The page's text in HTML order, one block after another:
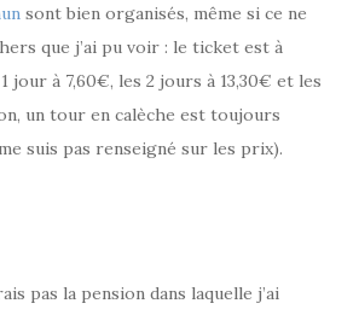
sont bien organisés, même si ce ne
que j’ai pu voir : le ticket est à
jour à 7,60€, les 2 jours à 13,30€ et les
un tour en calèche est toujours
suis pas renseigné sur les prix).
pas la pension dans laquelle j’ai